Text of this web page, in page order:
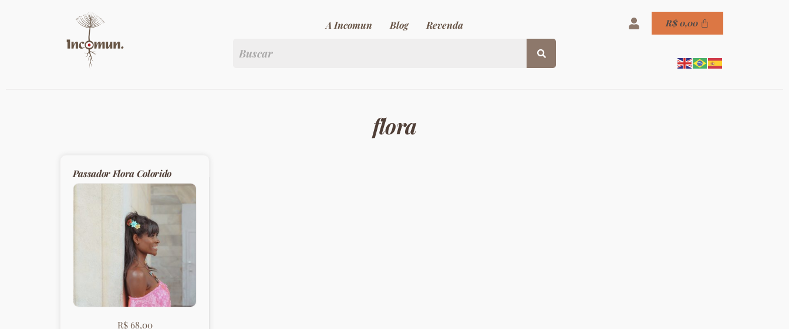
A Incomun Blog Revenda R$0,00
flora
Passador Flora Colorido
R$68,00